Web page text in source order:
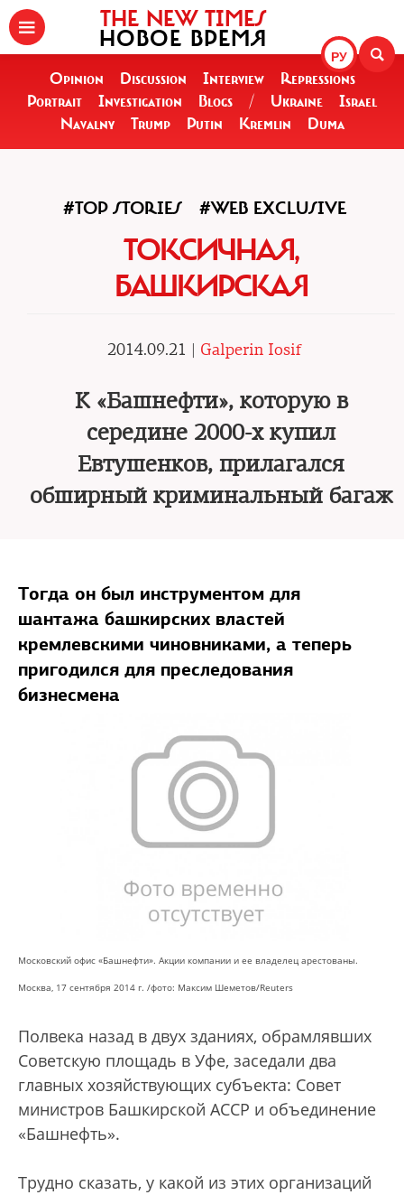
РУ
THE NEW TIMES
НОВОЕ ВРЕМЯ
Opinion Discussion Interview
Repressions
Portrait
Investigation Blogs / Ukraine
Israel
Navalny
Trump Putin Kremlin Duma
#TOP STORIES #WEB EXCLUSIVE
ТОКСИЧНАЯ,
БАШКИРСКАЯ
2014.09.21 | Galperin Iosif
К «Башнефти», которую в
середине 2000-х купил
Евтушенков, прилагался
обширный криминальный багаж
Тогда он был инструментом для
шантажа башкирских властей
кремлевскими чиновниками, а теперь
пригодился для преследования
бизнесмена
Московский офис «Башнефти». Акции компании и ее владелец арестованы.
Москва, 17 сентября 2014 г. /фото: Максим Шеметов/Reuters
Полвека назад в двух зданиях, обрамлявших
Советскую площадь в Уфе, заседали два
главных хозяйствующих субъекта: Совет
министров Башкирской АССР и объединение
«Башнефть».
Трудно сказать, у какой из этих организаций